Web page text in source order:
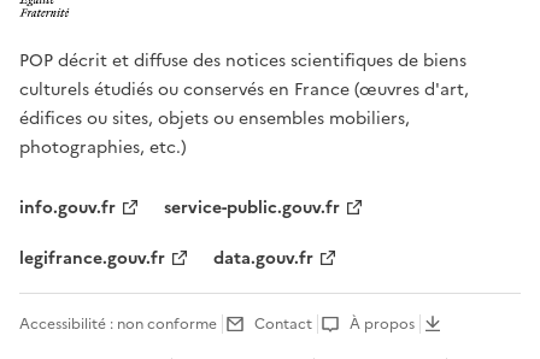
POP décrit et diffuse des notices scientifiques de biens
culturels étudiés ou conservés en France (œuvres d'art,
édifices ou sites, objets ou ensembles mobiliers,
photographies, etc.)
info.gouv.fr
service-public.gouv.fr
legifrance.gouv.fr
data.gouv.fr
Accessibilité : non conforme Contact
À propos